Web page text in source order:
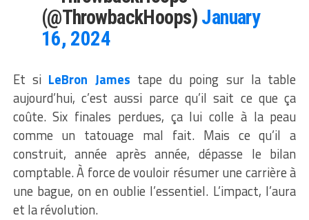
(@ThrowbackHoops) January
16, 2024
Et si LeBron James tape du poing sur la table
aujourd’hui, c’est aussi parce qu’il sait ce que ça
coûte. Six finales perdues, ça lui colle à la peau
comme un tatouage mal fait. Mais ce qu’il a
construit, année après année, dépasse le bilan
comptable. À force de vouloir résumer une carrière à
une bague, on en oublie l’essentiel. L’impact, l’aura
et la révolution.